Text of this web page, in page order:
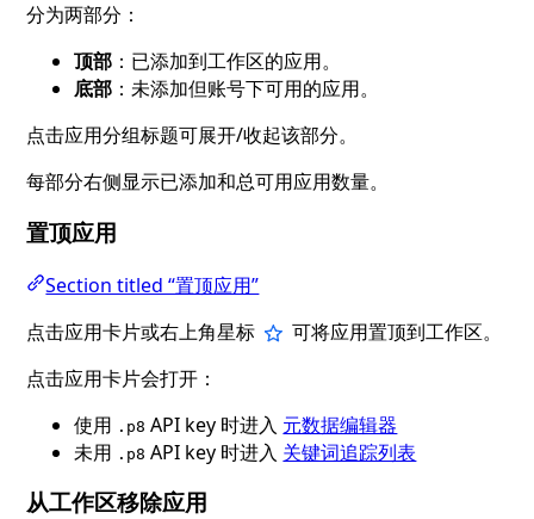
分为两部分：
顶部 ：已添加到工作区的应用。
底部 ：未添加但账号下可用的应用。
点击应用分组标题可展开/收起该部分。
每部分右侧显示已添加和总可用应用数量。
置顶应用
Section titled “置顶应用”
点击应用卡片或右上角星标
可将应用置顶到工作区。
点击应用卡片会打开：
使用 .p8 API key 时进入 元数据编辑器
未用 .p8 API key 时进入 关键词追踪列表
从工作区移除应用